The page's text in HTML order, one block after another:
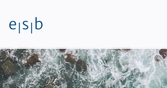
Zum Inhalt
e s b